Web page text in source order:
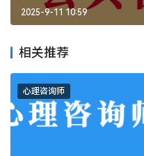
2025-9-11 10:59
相关推荐
心理咨询师